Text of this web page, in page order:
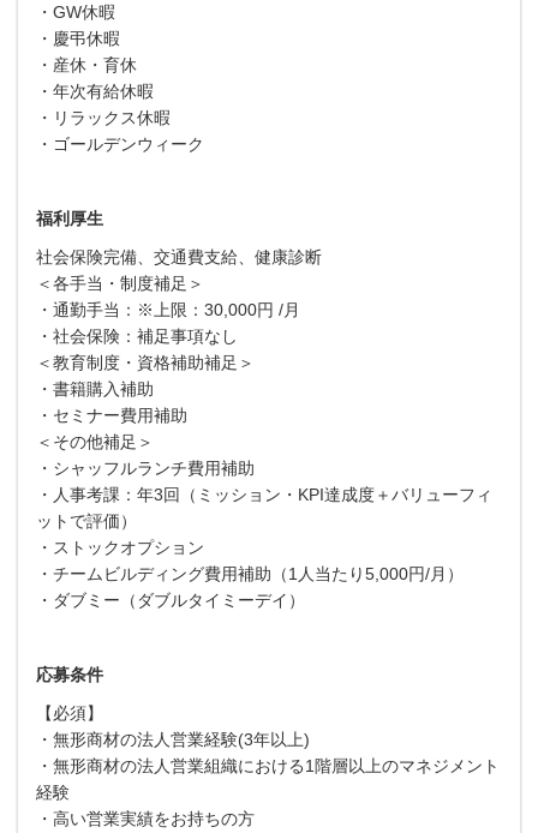
・GW休暇
・慶弔休暇
・産休・育休
・年次有給休暇
・リラックス休暇
・ゴールデンウィーク
福利厚生
社会保険完備、交通費支給、健康診断
＜各手当・制度補足＞
・通勤手当：※上限：30,000円 /月
・社会保険：補足事項なし
＜教育制度・資格補助補足＞
・書籍購入補助
・セミナー費用補助
＜その他補足＞
・シャッフルランチ費用補助
・人事考課：年3回（ミッション・KPI達成度＋バリューフィ
ットで評価）
・ストックオプション
・チームビルディング費用補助（1人当たり5,000円/月）
・ダブミー（ダブルタイミーデイ）
応募条件
【必須】
・無形商材の法人営業経験(3年以上)
・無形商材の法人営業組織における1階層以上のマネジメント
経験
・高い営業実績をお持ちの方